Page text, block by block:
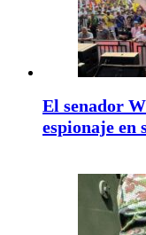
El senador
espionaje en